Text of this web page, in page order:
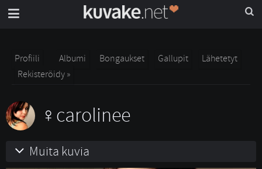
Profiili Albumi Bongaukset Gallupit
Lähetetyt
Rekisteröidy »
carolinee
Muita kuvia